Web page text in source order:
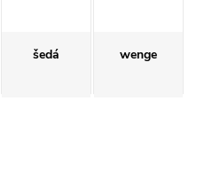
šedá wenge